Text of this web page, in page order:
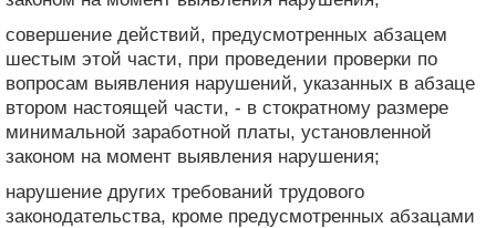
совершение действий, предусмотренных абзацем
шестым этой части, при проведении проверки по
вопросам выявления нарушений, указанных в абзаце
втором настоящей части, - в стократному размере
минимальной заработной платы, установленной
законом на момент выявления нарушения;
нарушение других требований трудового
законодательства, кроме предусмотренных абзацами